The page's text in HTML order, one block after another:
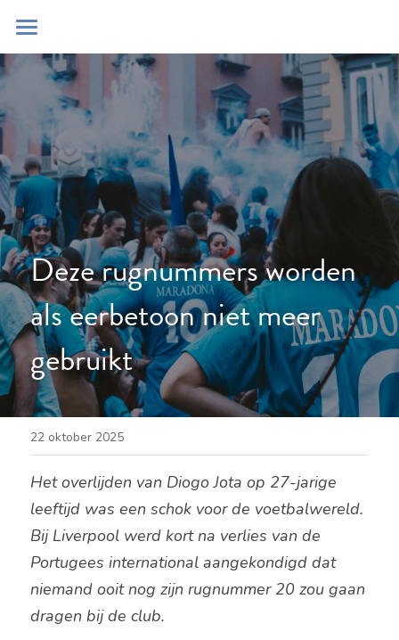
Home
Blog
Contact
Zoeken
POWERED BY
Deze rugnummers worden
als eerbetoon niet meer
gebruikt
22 oktober 2025
Het overlijden van Diogo Jota op 27-jarige
leeftijd was een schok voor de voetbalwereld.
Bij Liverpool werd kort na verlies van de
Portugees international aangekondigd dat
niemand ooit nog zijn rugnummer 20 zou gaan
dragen bij de club.